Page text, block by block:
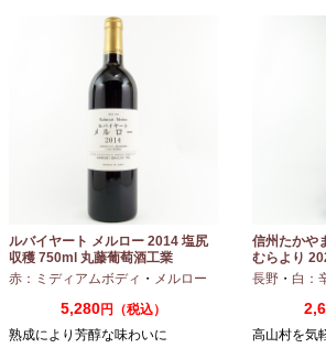
ルバイヤート メルロー 2014 塩尻
収穫 750ml 丸藤葡萄酒工業
赤：ミディアムボディ ・ メルロー
5,280円（税込）
熟成により芳醇な味わいに
信州たかや
むらより
長野 ・ 白：
高山村を気